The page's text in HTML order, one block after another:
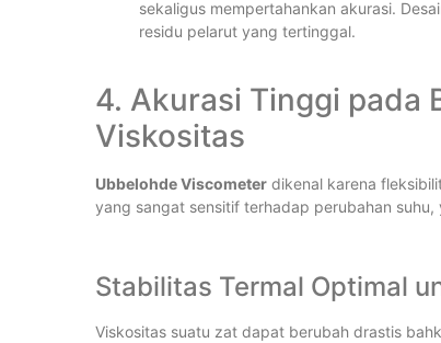
sekaligus mempertahankan akurasi.
residu pelarut yang tertinggal.
4. Akurasi Tinggi pada
Viskositas
Ubbelohde Viscometer dikenal karena
yang sangat sensitif terhadap perubahan
Stabilitas Termal Optimal
Viskositas suatu zat dapat berubah drastis